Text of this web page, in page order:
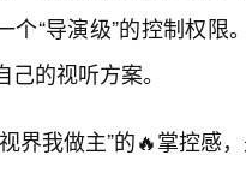
个“导演级”的控制权
的视听方案。
界我做主”的🔥掌控感